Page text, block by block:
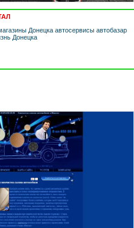
Донецка автосервисы автобазар
Донецка